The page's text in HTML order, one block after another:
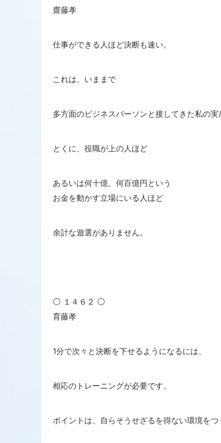
齋藤孝
仕事ができる人ほど決断も速い。
これは、いままで
多方面のビジネスバーソンと接してきた私の実
とくに、役職が上の人ほど
あるいは何十億、何百億円という
お金を動かす立場にいる人ほど
余計な遊選がありません。
⚪ １４６２ ⚪
育藤孝
1分で次々と決断を下せるようになるには、
相応のトレーニングが必要です。
ボイントは、自らそうせざるを得ない環境をつ